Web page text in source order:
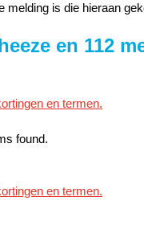
melding is die hieraan
en 112
en termen.
found.
en termen.